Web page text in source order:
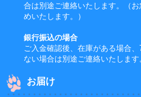
合は別途ご連絡いたします。（お
めいたします。）
銀行振込の場合
ご入金確認後、在庫がある場合
ない場合は別途ご連絡いたします
お届け